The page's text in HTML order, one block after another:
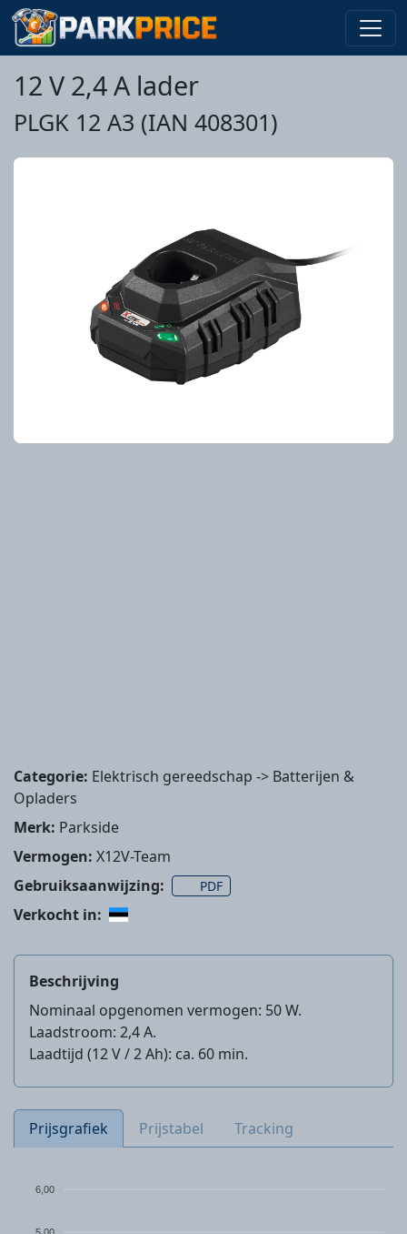
12 V 2,4 A lader
PLGK 12 A3 (IAN 408301)
Categorie: Elektrisch gereedschap -> Batterijen &
Opladers
Merk: Parkside
Vermogen: X12V-Team
Gebruiksaanwijzing:
PDF
Verkocht in:
Beschrijving
Nominaal opgenomen vermogen: 50 W.
Laadstroom: 2,4 A.
Laadtijd (12 V / 2 Ah): ca. 60 min.
Prijsgrafiek Prijstabel Tracking
6,00